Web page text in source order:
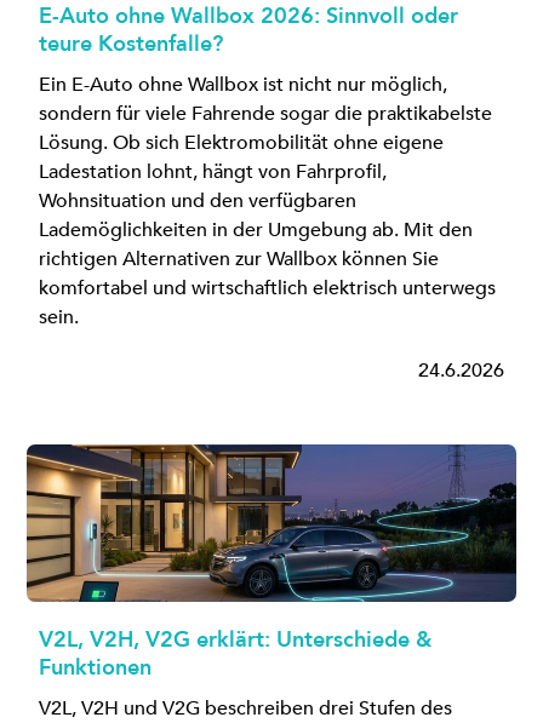
E-Auto ohne Wallbox 2026: Sinnvoll oder
teure Kostenfalle?
Ein E-Auto ohne Wallbox ist nicht nur möglich,
sondern für viele Fahrende sogar die praktikabelste
Lösung. Ob sich Elektromobilität ohne eigene
Ladestation lohnt, hängt von Fahrprofil,
Wohnsituation und den verfügbaren
Lademöglichkeiten in der Umgebung ab. Mit den
richtigen Alternativen zur Wallbox können Sie
komfortabel und wirtschaftlich elektrisch unterwegs
sein.
24.6.2026
V2L, V2H, V2G erklärt: Unterschiede &
Funktionen
V2L, V2H und V2G beschreiben drei Stufen des